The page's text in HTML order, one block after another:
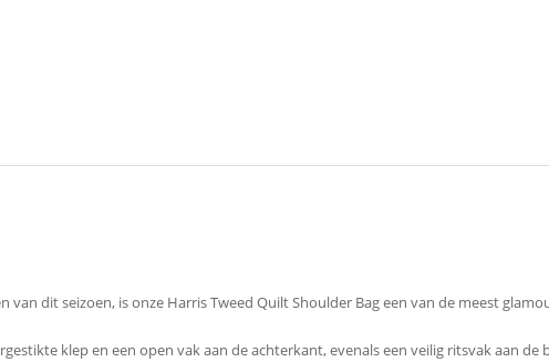
dit seizoen, is onze Harris Tweed Quilt Shoulder Bag een van de meest
klep en een open vak aan de achterkant, evenals een veilig ritsvak aan de